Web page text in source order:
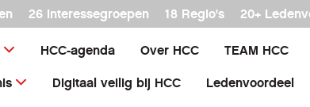
26 interessegroepen 18 Regio's 20+
HCC-agenda Over HCC TEAM HCC
Digitaal veilig bij HCC Ledenvoordeel